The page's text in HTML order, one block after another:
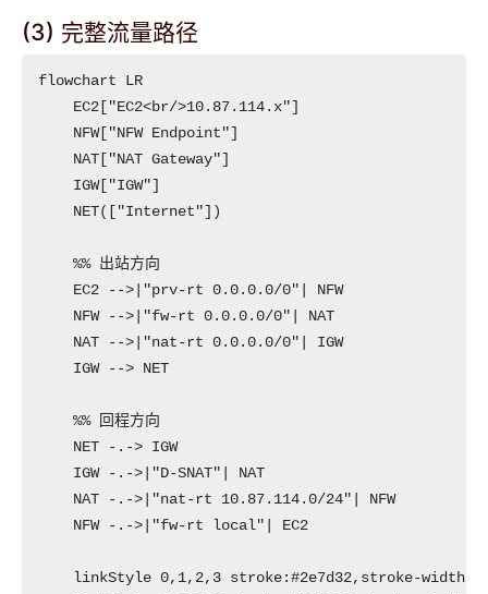
(3) 完整流量路径
flowchart LR
    EC2["EC2<br/>10.87.114.x"]
    NFW["NFW Endpoint"]
    NAT["NAT Gateway"]
    IGW["IGW"]
    NET(["Internet"])
    %% 出站方向
    EC2 -->|"prv-rt 0.0.0.0/0"| NFW
    NFW -->|"fw-rt 0.0.0.0/0"| NAT
    NAT -->|"nat-rt 0.0.0.0/0"| IGW
    IGW --> NET
    %% 回程方向
    NET -.-> IGW
    IGW -.->|"D-SNAT"| NAT
    NAT -.->|"nat-rt 10.87.114.0/24"| NFW
    NFW -.->|"fw-rt local"| EC2
linkStyle 0,1,2,3 stroke:#2e7d32,stroke-